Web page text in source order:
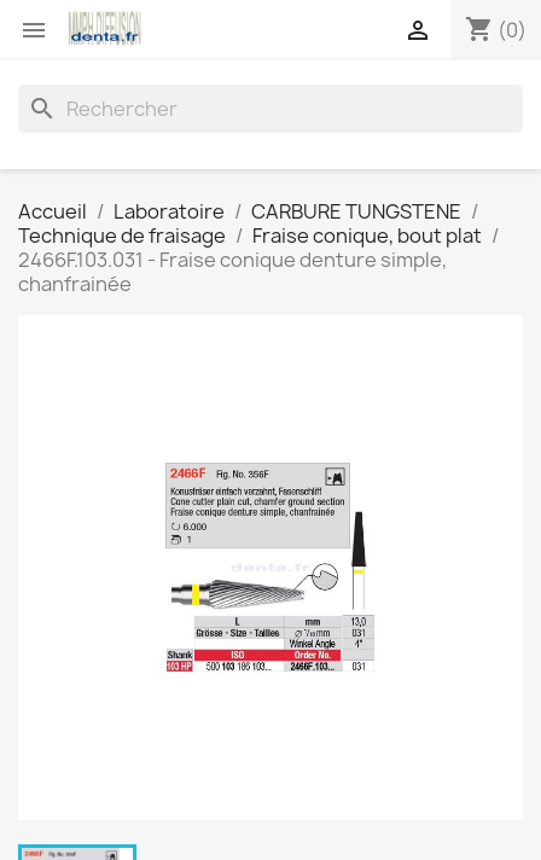
 shopping_cart (0)

search
Accueil Laboratoire
CARBURE TUNGSTENE
Technique de fraisage
Fraise conique, bout plat
2466F.103.031 - Fraise conique denture simple,
chanfrainée